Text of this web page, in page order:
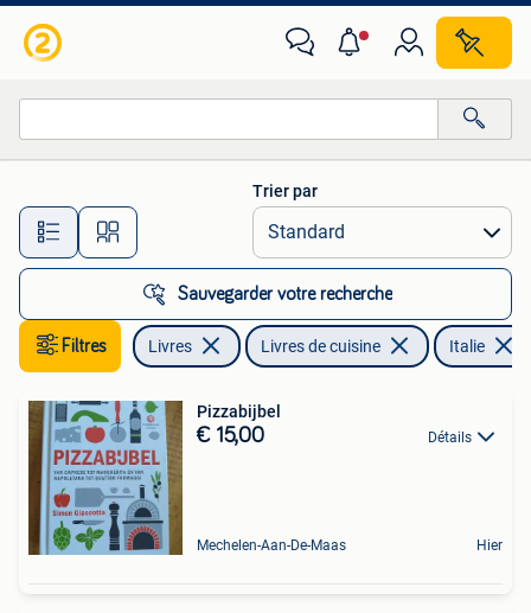
Toutes les distances…
Trier par
Sauvegarder votre recherche
Filtres Livres Livres de cuisine Italie
Pizzabijbel
€ 15,00 Détails
Mechelen-Aan-De-Maas Hier